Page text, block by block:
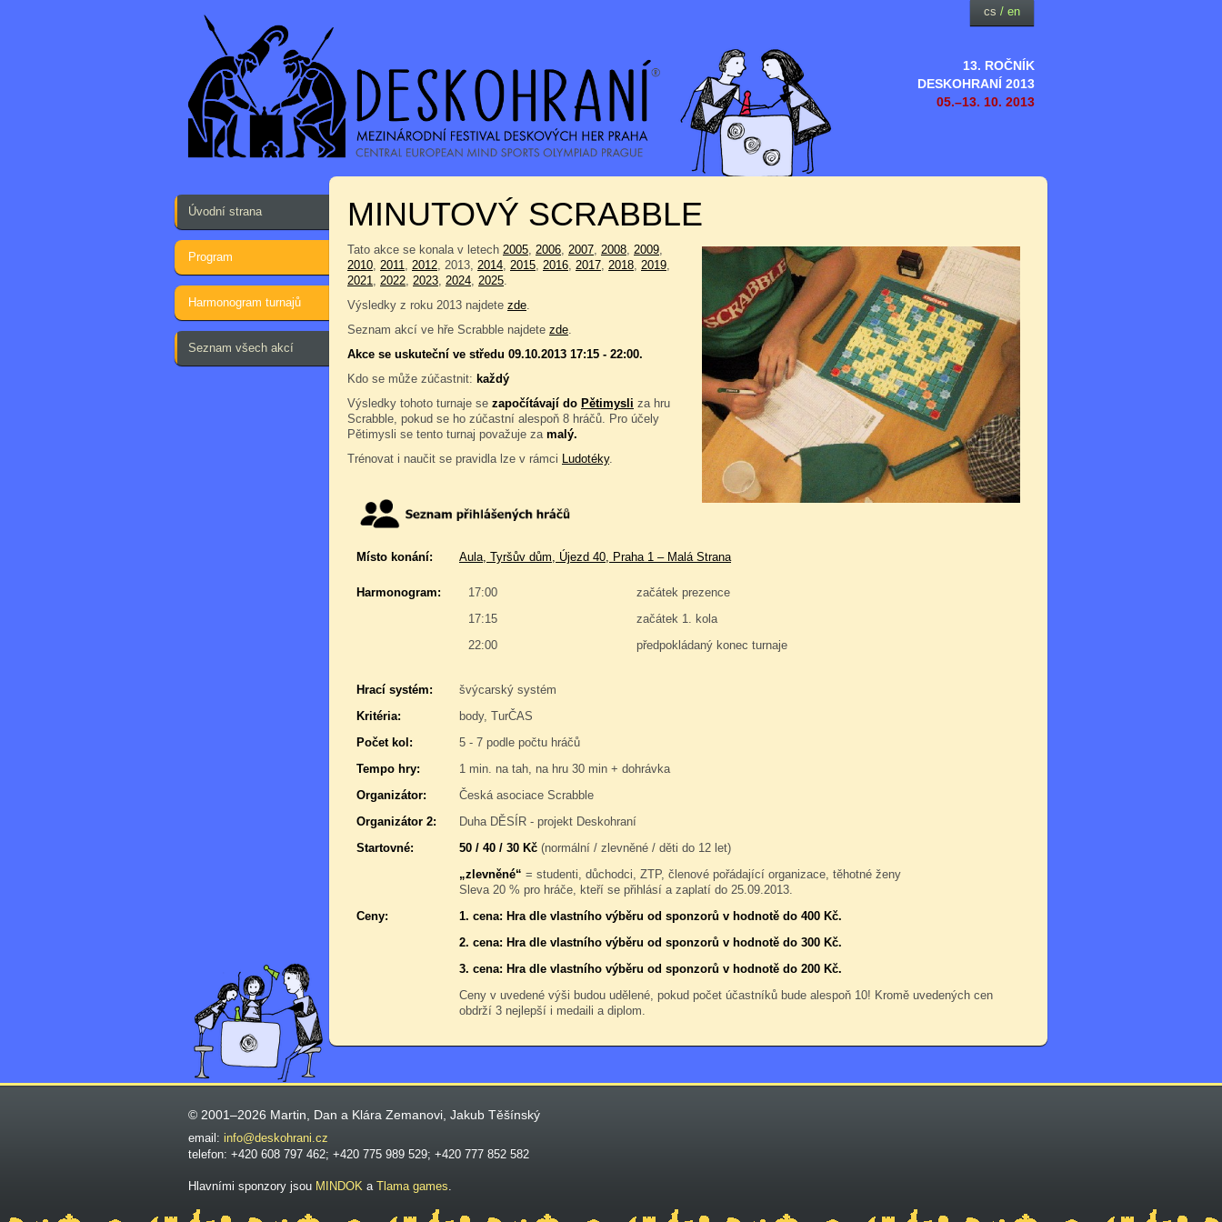
13. ROČNÍK
DESKOHRANÍ 2013
05.–13. 10. 2013
cs / en
Úvodní strana
Program
Harmonogram turnajů
Seznam všech akcí
MINUTOVÝ SCRABBLE
Tato akce se konala v letech 2005, 2006, 2007, 2008, 2009,
2010, 2011, 2012, 2013, 2014, 2015, 2016, 2017, 2018, 2019,
2021, 2022, 2023, 2024, 2025.
Výsledky z roku 2013 najdete zde.
Seznam akcí ve hře Scrabble najdete zde.
Akce se uskuteční ve středu 09.10.2013 17:15 - 22:00.
Kdo se může zúčastnit: každý
Výsledky tohoto turnaje se započítávají do Pětimysli za hru
Scrabble, pokud se ho zúčastní alespoň 8 hráčů. Pro účely
Pětimysli se tento turnaj považuje za malý.
Trénovat i naučit se pravidla lze v rámci Ludotéky.
Místo konání: Aula, Tyršův dům, Újezd 40, Praha 1 – Malá Strana
Harmonogram: 17:00
začátek prezence
17:15
začátek 1. kola
22:00
předpokládaný konec turnaje
Hrací systém:
švýcarský systém
Kritéria:
body, TurČAS
Počet kol:
5 - 7 podle počtu hráčů
Tempo hry:
1 min. na tah, na hru 30 min + dohrávka
Organizátor:
Česká asociace Scrabble
Organizátor 2:
Duha DĚSÍR - projekt Deskohraní
Startovné:
50 / 40 / 30 Kč (normální / zlevněné / děti do 12 let)
„zlevněné“ = studenti, důchodci, ZTP, členové pořádající organizace, těhotné ženy
Sleva 20 % pro hráče, kteří se přihlásí a zaplatí do 25.09.2013.
Ceny:
1. cena: Hra dle vlastního výběru od sponzorů v hodnotě do 400 Kč.
2. cena: Hra dle vlastního výběru od sponzorů v hodnotě do 300 Kč.
3. cena: Hra dle vlastního výběru od sponzorů v hodnotě do 200 Kč.
Ceny v uvedené výši budou udělené, pokud počet účastníků bude alespoň 10! Kromě uvedených cen
obdrží 3 nejlepší i medaili a diplom.
© 2001–2026 Martin, Dan a Klára Zemanovi, Jakub Těšínský
email: info@deskohrani.cz
telefon: +420 608 797 462; +420 775 989 529; +420 777 852 582
Hlavními sponzory jsou MINDOK a Tlama games.